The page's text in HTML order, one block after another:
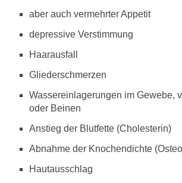
aber auch vermehrter Appetit
depressive Verstimmung
Haarausfall
Gliederschmerzen
Wassereinlagerungen im Gewebe,
oder Beinen
Anstieg der Blutfette (Cholesterin)
Abnahme der Knochendichte
Hautausschlag
n
e
o
o
l
i
l
e